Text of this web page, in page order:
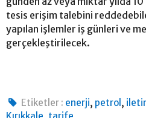
tesis erişim talebini
yapılan işlemler iş günleri ve
gerçekleştirilecek.
Etiketler : enerji, petrol ,
Kırıkkale, tarife